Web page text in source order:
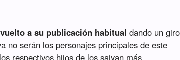
a su publicación habitual dando un giro
no serán los personajes principales de este
respectivos hijos de los saiyan más